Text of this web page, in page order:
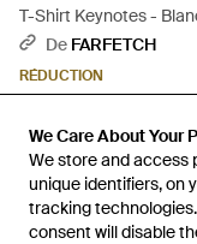
We Care About Your
We store and access
unique identifiers, on
tracking
consent will disable
We Care About Your
We store and access
unique identifiers, on
tracking
consent will disable
T-Shirt Keynotes -
De FARFETCH
RÉDUCTION